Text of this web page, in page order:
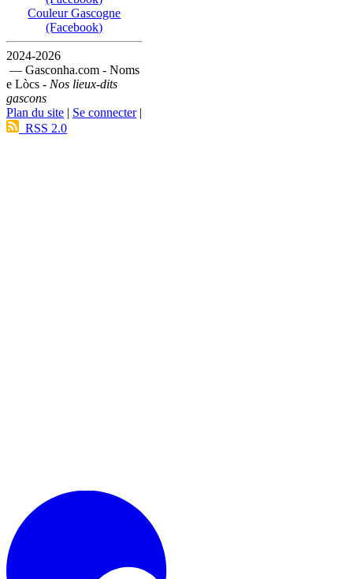
Couleur Gascogne
(Facebook)
2024-2026
— Gasconha.com - Noms
e Lòcs - Nos lieux-dits
gascons
Plan du site | Se connecter|
RSS 2.0